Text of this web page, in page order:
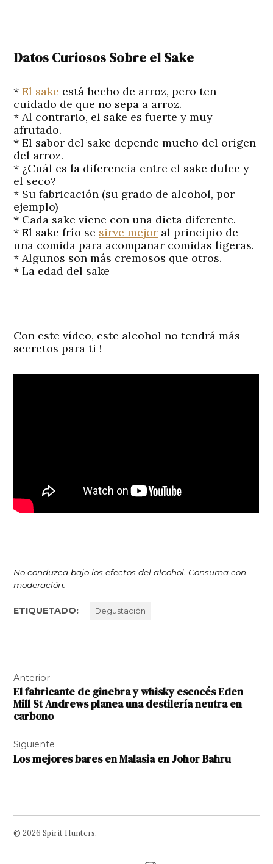
Datos Curiosos Sobre el Sake
*El sake está hecho de arroz, pero ten
cuidado de que no sepa a arroz.
* Al contrario, el sake es fuerte y muy
afrutado.
* El sabor del sake depende mucho del origen
del arroz.
* ¿Cuál es la diferencia entre el sake dulce y
el seco?
* Su fabricación (su grado de alcohol, por
ejemplo)
* Cada sake viene con una dieta diferente.
* El sake frío se sirve mejor al principio de
una comida para acompañar comidas ligeras.
* Algunos son más cremosos que otros.
* La edad del sake
Con este vídeo, este alcoholno tendrá más
secretos para ti !
No conduzca bajo los efectos del alcohol. Consuma con
moderación.
ETIQUETADO: Degustación
de
entradas
Anterior
El fabricante de ginebra y whisky escocés Eden
Mill St Andrews planea una destilería neutra en
carbono
Siguiente
Los mejores bares en Malasia en Johor Bahru
© 2026 Spirit Hunters.